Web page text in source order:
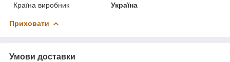
Країна виробник
Україна
Приховати
Умови доставки